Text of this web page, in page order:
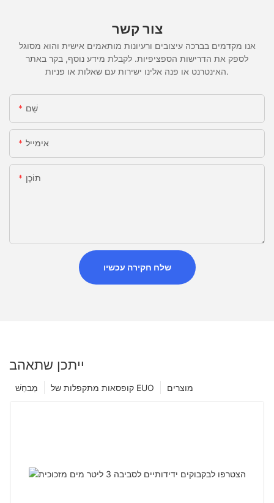
צור קשר
אנו מקדמים בברכה עיצובים ורעיונות מותאמים אישית והוא מסוגל
לספק את הדרישות הספציפיות. לקבלת מידע נוסף, בקר באתר
האינטרנט או פנה אלינו ישירות עם שאלות או פניות.
שֵׁם
אימייל
תוֹכֶן
שלח חקירה עכשיו
ייתכן שתאהב
מוצרים קופסאות מתקפלות של EUO מַבחֵשׁ